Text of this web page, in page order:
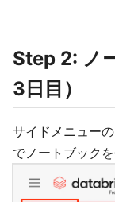
Step 2: ノ
3日目）
サイドメニューの
でノートブックを